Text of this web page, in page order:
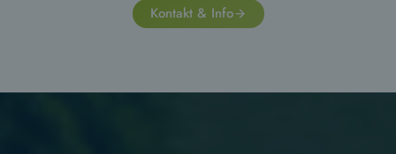
Kontakt & Info